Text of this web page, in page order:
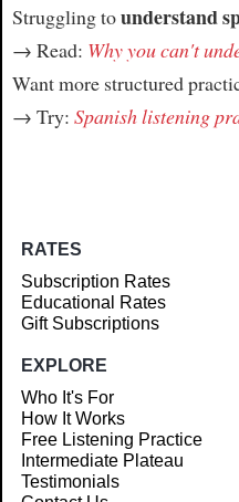
Struggling tounderstand
→ Read: Why you can't
Want more structured
→ Try: Spanish listening
RATES
Subscription Rates
Educational Rates
Gift Subscriptions
EXPLORE
Who It's For
How It Works
Free Listening Practice
Intermediate Plateau
Testimonials